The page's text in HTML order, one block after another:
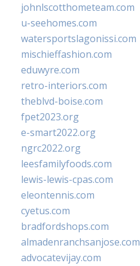
johnlscotthometeam.com
u-seehomes.com
watersportslagonissi.com
mischieffashion.com
eduwyre.com
retro-interiors.com
theblvd-boise.com
fpet2023.org
e-smart2022.org
ngrc2022.org
leesfamilyfoods.com
lewis-lewis-cpas.com
eleontennis.com
cyetus.com
bradfordshops.com
almadenranchsanjose.com
advocatevijay.com